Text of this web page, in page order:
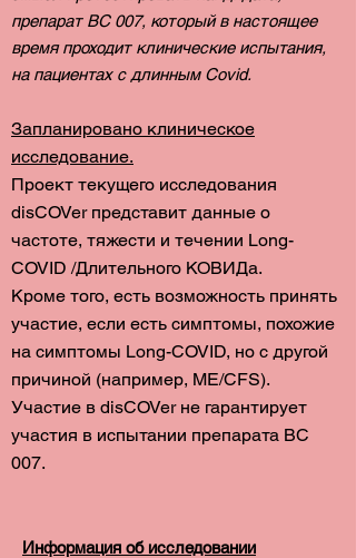
препарат BC 007, который в настоящее
время проходит клинические испытания,
на пациентах с длинным Covid.
Запланировано клиническое
исследование.
Проект текущего исследования
disCOVer представит данные о
частоте, тяжести и течении Long-
COVID /Длительного КОВИДа.
Кроме того, есть возможность принять
участие, если есть симптомы, похожие
на симптомы Long-COVID, но с другой
причиной (например, ME/CFS).
Участие в disCOVer не гарантирует
участия в испытании препарата BC
007.
Информация об исследовании